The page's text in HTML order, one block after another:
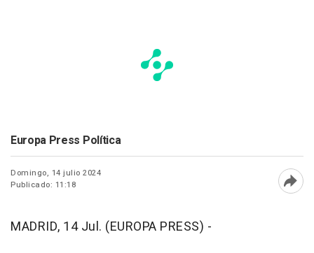
Europa Press Política
Domingo, 14 julio 2024
Publicado: 11:18
MADRID, 14 Jul. (EUROPA PRESS) -